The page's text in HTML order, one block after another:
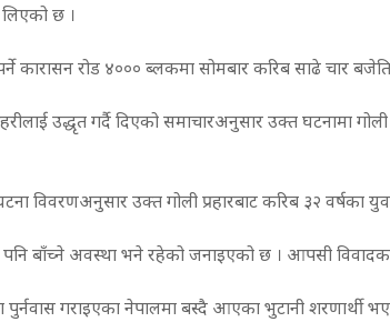
लिएको छ ।
कारासन रोड ४००० ब्लकमा सोमबार करिब साढे चार
उद्धृत गर्दै दिएको समाचारअनुसार उक्त घटनामा
विवरणअनुसार उक्त गोली प्रहारबाट करिब ३२
बाँच्ने अवस्था भने रहेको जनाइएको छ । आपसी
पुर्नवास गराइएका नेपालमा बस्दै आएका भुटानी शरणार्थी